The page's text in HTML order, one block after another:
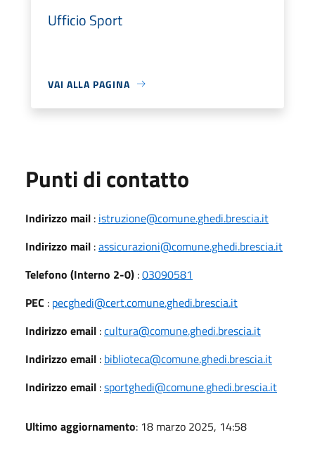
Ufficio Sport
VAI ALLA PAGINA
Punti di contatto
Indirizzo mail : istruzione@comune.ghedi.brescia.it
Indirizzo mail :assicurazioni@comune.ghedi.brescia.it
Telefono (Interno 2-0) :03090581
PEC : pecghedi@cert.comune.ghedi.brescia.it
Indirizzo email :cultura@comune.ghedi.brescia.it
Indirizzo email : biblioteca@comune.ghedi.brescia.it
Indirizzo email :sportghedi@comune.ghedi.brescia.it
Ultimo aggiornamento: 18 marzo 2025, 14:58